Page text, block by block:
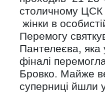
столичному ЦСК
жінки в
Перемогу
Пантелеєва,
фіналі
Бровко. Майже
суперниці йшли